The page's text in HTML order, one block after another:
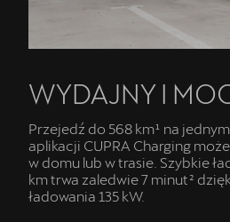
WYDAJNY I
Przejedź do 568 km¹ na
aplikacji CUPRA Charging
w domu lub w trasie. Szybkie
km trwa zaledwie 7 minut²
ładowania 135 kW.